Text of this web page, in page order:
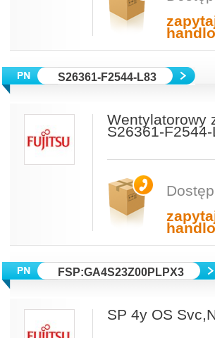
S26361-F2544-L83
Wentylatorowy
S26361-
FSP:GA4S23Z00PLPX3
SP 4y OS